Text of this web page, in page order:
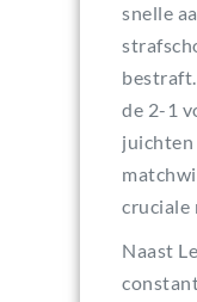
snelle
de 2-1
juichten
cruciale
Naast